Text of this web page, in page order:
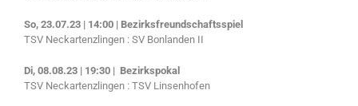
So, 23.07.23 | 14:00 | Bezirksfreundschaftsspiel
TSV Neckartenzlingen : SV Bonlanden II
Di, 08.08.23 | 19:30 | Bezirkspokal
TSV Neckartenzlingen : TSV Linsenhofen